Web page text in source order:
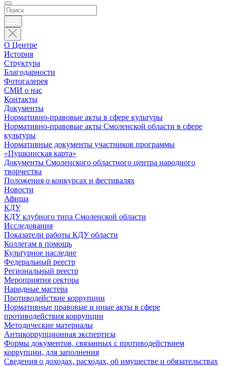
О Центре
История
Структура
Благодарности
Фотогалерея
СМИ о нас
Контакты
Документы
Нормативно-правовые акты в сфере культуры
Нормативно-правовые акты Смоленской области в сфере
культуры
Нормативные документы участников программы
«Пушкинская карта»
Документы Смоленского областного центра народного
творчества
Положения о конкурсах и фестивалях
Новости
Афиша
КДУ
КДУ клубного типа Смоленской области
Исследования
Показатели работы КДУ области
Коллегам в помощь
Культурное наследие
Федеральный реестр
Региональный реестр
Мероприятия сектора
Народные мастера
Противодействие коррупции
Нормативные правовые и иные акты в сфере
противодействия коррупции
Методические материалы
Антикоррупционная экспертиза
Формы документов, связанных с противодействием
коррупции, для заполнения
Сведения о доходах, расходах, об имуществе и обязательствах